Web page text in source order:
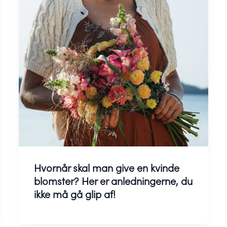
Hvornår skal man give en kvinde
blomster? Her er anledningerne, du
ikke må gå glip af!